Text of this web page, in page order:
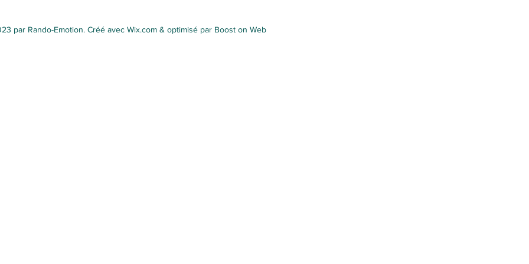
par Rando-Emotion. Créé avec Wix.com & optimisé par Boost on Web